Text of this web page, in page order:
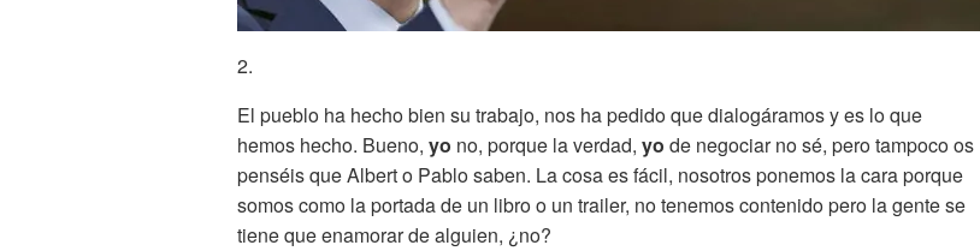
2.
El pueblo ha hecho bien su trabajo, nos ha pedido que dialogáramos y es lo que
hemos hecho. Bueno, yo no, porque la verdad, yo de negociar no sé, pero tampoco os
penséis que Albert o Pablo saben. La cosa es fácil, nosotros ponemos la cara porque
somos como la portada de un libro o un trailer, no tenemos contenido pero la gente se
tiene que enamorar de alguien, ¿no?